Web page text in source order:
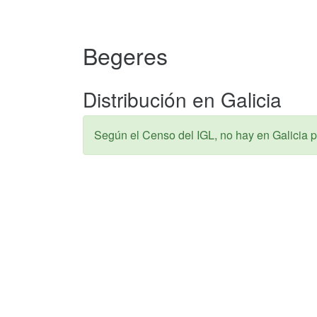
Begeres
Distribución en Galicia
Según el Censo del IGL, no hay en Galicia